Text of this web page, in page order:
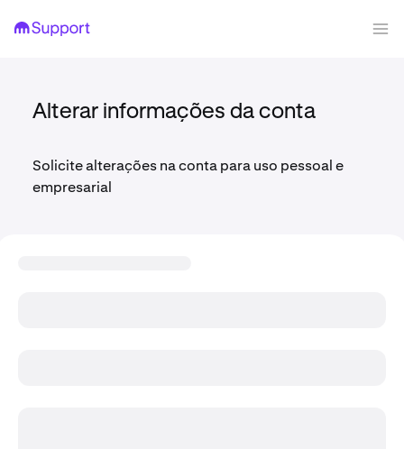
Alterar informações da conta
Solicite alterações na conta para uso pessoal e
empresarial